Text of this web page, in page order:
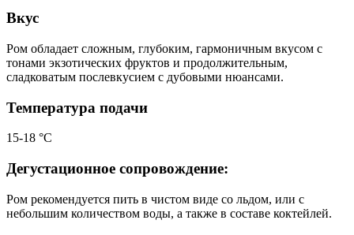
Вкус
Ром обладает сложным, глубоким, гармоничным вкусом с
тонами экзотических фруктов и продолжительным,
сладковатым послевкусием с дубовыми нюансами.
Температура подачи
15-18 °С
Дегустационное сопровождение:
Ром рекомендуется пить в чистом виде со льдом, или с
небольшим количеством воды, а также в составе коктейлей.